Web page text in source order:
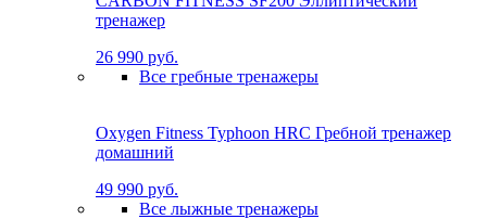
тренажер
26 990 руб.
Все гребные тренажеры
Oxygen Fitness Typhoon HRC Гребной тренажер
домашний
49 990 руб.
Все лыжные тренажеры